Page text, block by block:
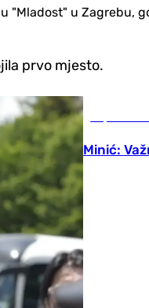
u Zagrebu,
prvo mjesto.
Minić: